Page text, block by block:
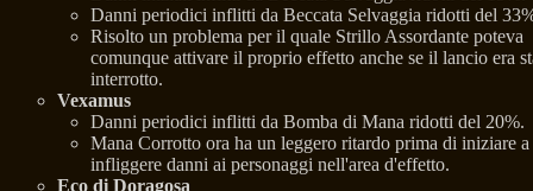
Danni periodici inflitti da Beccata Selvaggia ridotti del
Risolto un problema per il quale Strillo Assordante poteva
comunque attivare il proprio effetto anche se il lancio era
interrotto.
Vexamus
Danni periodici inflitti da Bomba di Mana ridotti del 20%.
Mana Corrotto ora ha un leggero ritardo prima di iniziare a
infliggere danni ai personaggi nell'area d'effetto.
Eco di Doragosa